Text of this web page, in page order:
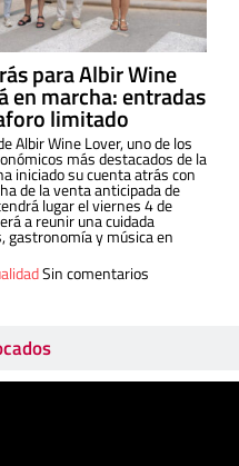
para Albir Wine
en marcha: entradas
limitado
Albir Wine Lover, uno de los
más destacados de la
iniciado su cuenta atrás con
de la venta anticipada de
lugar el viernes 4 de
a reunir una cuidada
gastronomía y música en
Sin comentarios